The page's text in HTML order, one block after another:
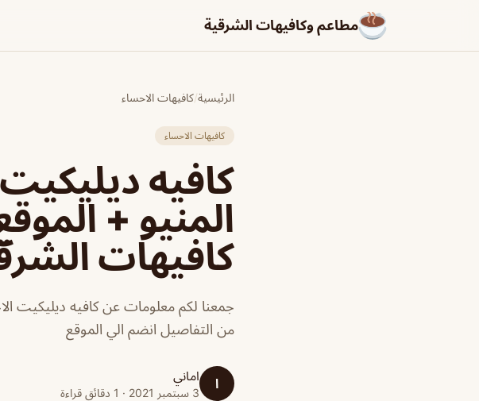
مطاعم وكافيهات الشرقية
الرئيسية/كافيهات الاحساء
كافيهات الاحساء
كافيه
المنيو +
كافيهات
جمعنا لكم معلومات عن كافيه ديليكيت
من التفاصيل انضم الي الموقع
ا اماني
3 سبتمبر 2021 · 1 دقائق قراءة